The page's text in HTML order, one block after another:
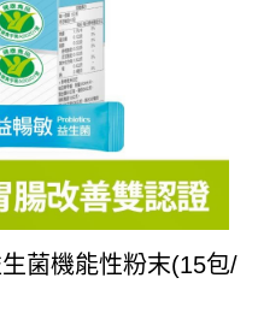
菌機能性粉末(15包/